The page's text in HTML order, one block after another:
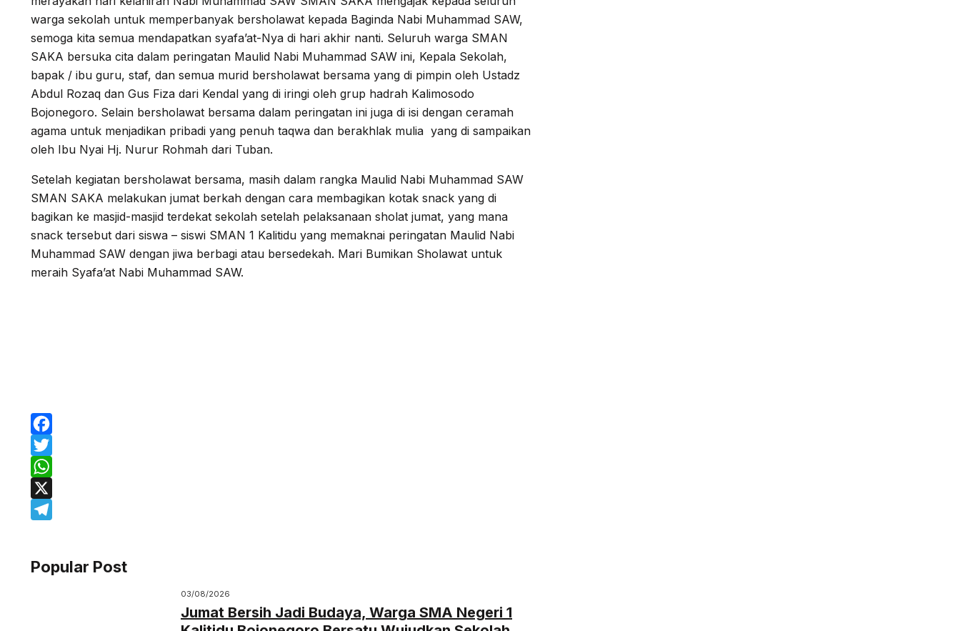
warga sekolah untuk memperbanyak bersholawat kepada Baginda Nabi Muhammad SAW,
semoga kita semua mendapatkan syafa’at-Nya di hari akhir nanti. Seluruh warga SMAN
SAKA bersuka cita dalam peringatan Maulid Nabi Muhammad SAW ini, Kepala Sekolah,
bapak / ibu guru, staf, dan semua murid bersholawat bersama yang di pimpin oleh Ustadz
Abdul Rozaq dan Gus Fiza dari Kendal yang di iringi oleh grup hadrah Kalimosodo
Bojonegoro. Selain bersholawat bersama dalam peringatan ini juga di isi dengan ceramah
agama untuk menjadikan pribadi yang penuh taqwa dan berakhlak mulia yang di sampaikan
oleh Ibu Nyai Hj. Nurur Rohmah dari Tuban.
Setelah kegiatan bersholawat bersama, masih dalam rangka Maulid Nabi Muhammad SAW
SMAN SAKA melakukan jumat berkah dengan cara membagikan kotak snack yang di
bagikan ke masjid-masjid terdekat sekolah setelah pelaksanaan sholat jumat, yang mana
snack tersebut dari siswa – siswi SMAN 1 Kalitidu yang memaknai peringatan Maulid Nabi
Muhammad SAW dengan jiwa berbagi atau bersedekah. Mari Bumikan Sholawat untuk
meraih Syafa’at Nabi Muhammad SAW.
Facebook
Twitter
WhatsApp
X
Popular Post
03/08/2026
Jumat Bersih Jadi Budaya, Warga SMA Negeri 1